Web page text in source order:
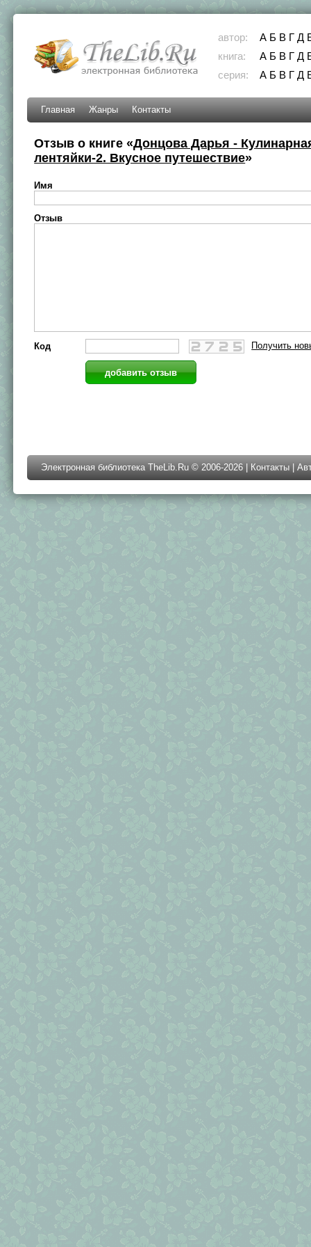
автор: А Б В Г Д
книга:
А Б В Г Д
серия:
А Б В Г Д
Главная Жанры Контакты
Отзыв о книге «Донцова Дарья -
лентяйки-2. Вкусное путешествие»
Имя
Отзыв
Код Получить
Электронная библиотека TheLib.Ru © 2006-2026 | Контакты |